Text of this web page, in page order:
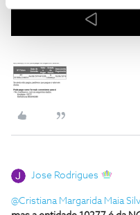
Jose Rodrigues
@Cristiana Margarida Maia